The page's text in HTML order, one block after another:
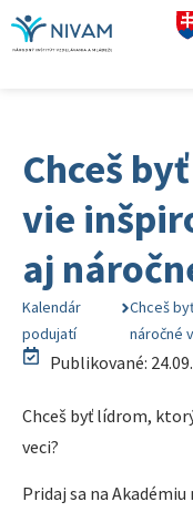
Chceš
vie
aj
Kalendár
podujatí
Chceš
náročné
Publikované:
Chceš byť lídrom,
veci?
Pridaj sa na